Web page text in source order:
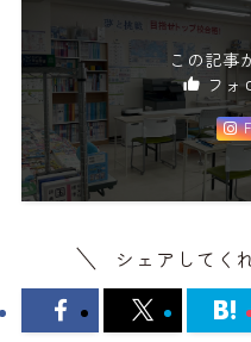
この記事
フォ
シェアしてく